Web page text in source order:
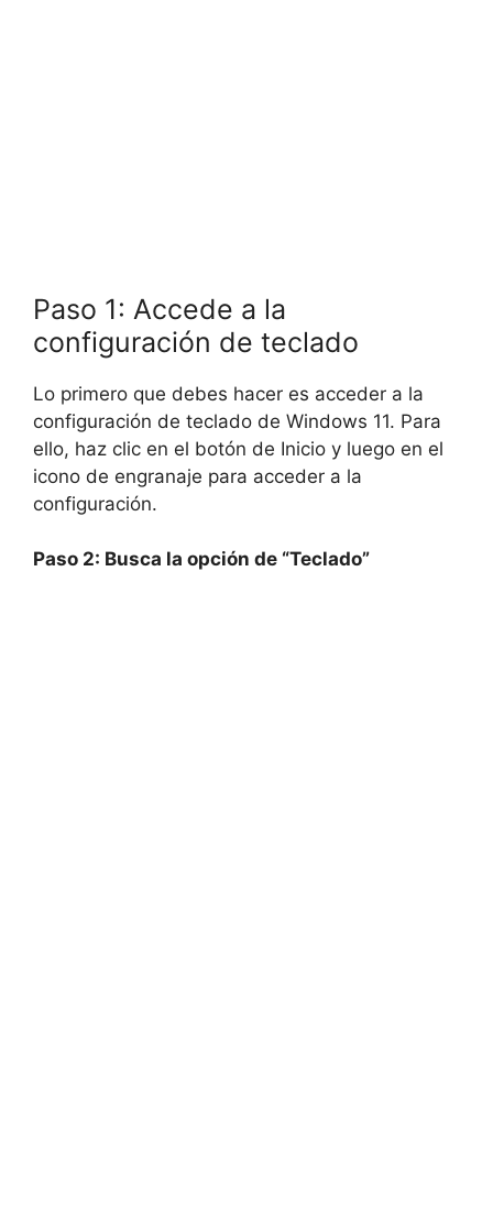
Paso 1: Accede a la
configuración de teclado
Lo primero que debes hacer es acceder a la
configuración de teclado de Windows 11. Para
ello, haz clic en el botón de Inicio y luego en el
icono de engranaje para acceder a la
configuración.
Paso 2: Busca la opción de “Teclado”